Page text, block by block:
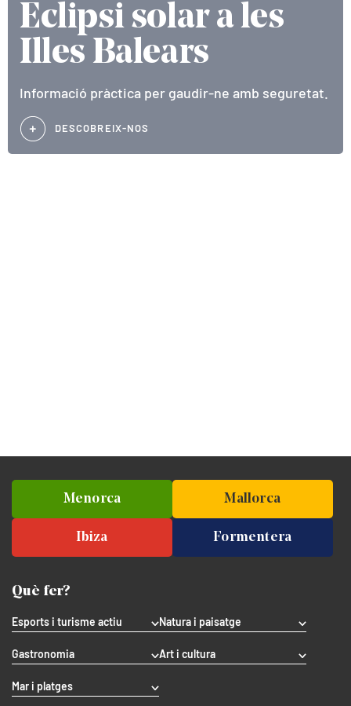
Eclipsi solar a les
Illes Balears
Informació pràctica per gaudir-ne amb seguretat.
DESCOBREIX-NOS
Menorca Mallorca
Ibiza Formentera
Què fer?
Esports i turisme actiu Natura i paisatge
Gastronomia Art i cultura
Mar i platges